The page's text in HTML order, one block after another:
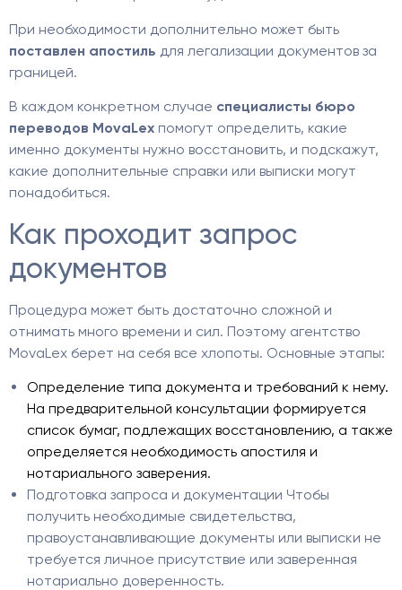
При необходимости дополнительно может быть
поставлен апостиль для легализации документов за
границей.
В каждом конкретном случае специалисты бюро
переводов MovaLex помогут определить, какие
именно документы нужно восстановить, и подскажут,
какие дополнительные справки или выписки могут
понадобиться.
Как проходит запрос
документов
Процедура может быть достаточно сложной и
отнимать много времени и сил. Поэтому агентство
MovaLex берет на себя все хлопоты. Основные этапы:
Определение типа документа и требований к нему.
На предварительной консультации формируется
список бумаг, подлежащих восстановлению, а также
определяется необходимость апостиля и
нотариального заверения.
Подготовка запроса и документации Чтобы
получить необходимые свидетельства,
правоустанавливающие документы или выписки не
требуется личное присутствие или заверенная
нотариально доверенность.